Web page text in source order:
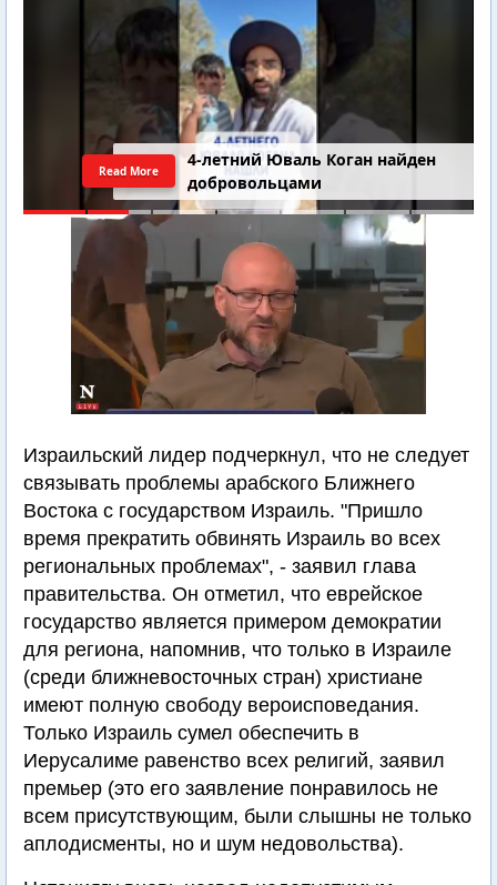
4-летний Юваль Коган найден
добровольцами
Read More
Израильский лидер подчеркнул, что не следует
связывать проблемы арабского Ближнего
Востока с государством Израиль. "Пришло
время прекратить обвинять Израиль во всех
региональных проблемах", - заявил глава
правительства. Он отметил, что еврейское
государство является примером демократии
для региона, напомнив, что только в Израиле
(среди ближневосточных стран) христиане
имеют полную свободу вероисповедания.
Только Израиль сумел обеспечить в
Иерусалиме равенство всех религий, заявил
премьер (это его заявление понравилось не
всем присутствующим, были слышны не только
аплодисменты, но и шум недовольства).